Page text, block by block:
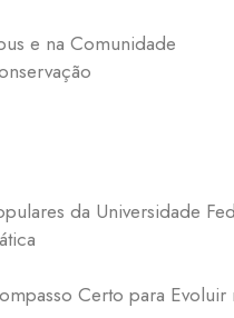
e na Comunidade
da Universidade
Certo para Evoluir